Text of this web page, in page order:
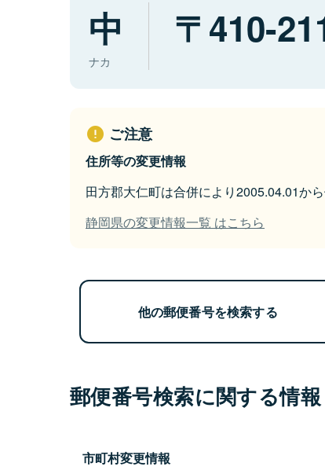
中
ナカ
410-
ご注意
住所等の変更情報
田方郡大仁町は合併により2005.04.01か
静岡県の変更情報一覧 はこちら
他の郵便番号を検索する
郵便番号検索に関する情報
市町村変更情報